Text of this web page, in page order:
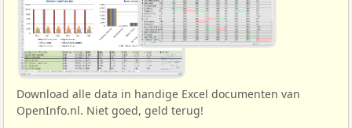
Download alle data in handige Excel documenten van
OpenInfo.nl. Niet goed, geld terug!